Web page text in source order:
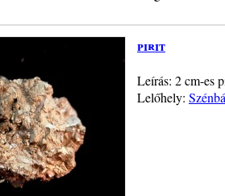
pirit
Leírás: 2 cm-es
Lelőhely: